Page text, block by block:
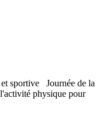
sportive Journée de la
physique pour